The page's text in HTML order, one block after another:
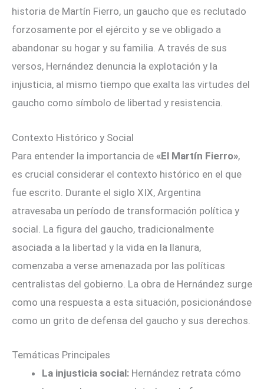
historia de Martín Fierro, un gaucho que es reclutado
forzosamente por el ejército y se ve obligado a
abandonar su hogar y su familia. A través de sus
versos, Hernández denuncia la explotación y la
injusticia, al mismo tiempo que exalta las virtudes del
gaucho como símbolo de libertad y resistencia.
Contexto Histórico y Social
Para entender la importancia de «El Martín Fierro»,
es crucial considerar el contexto histórico en el que
fue escrito. Durante el siglo XIX, Argentina
atravesaba un período de transformación política y
social. La figura del gaucho, tradicionalmente
asociada a la libertad y la vida en la llanura,
comenzaba a verse amenazada por las políticas
centralistas del gobierno. La obra de Hernández surge
como una respuesta a esta situación, posicionándose
como un grito de defensa del gaucho y sus derechos.
Temáticas Principales
La injusticia social: Hernández retrata cómo